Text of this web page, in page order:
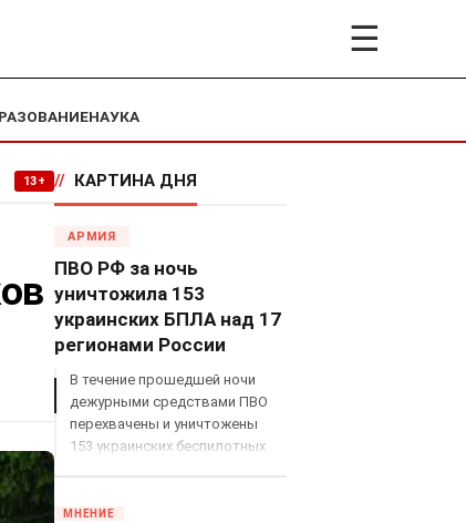
☰
НАУКА
13+ // КАРТИНА ДНЯ
АРМИЯ
ПВО РФ за ночь
уничтожила 153
украинских БПЛА над 17
регионами России
В течение прошедшей ночи
дежурными средствами ПВО
перехвачены и уничтожены
153 украинских беспилотных
территориями Белгородской,
МНЕНИЕ